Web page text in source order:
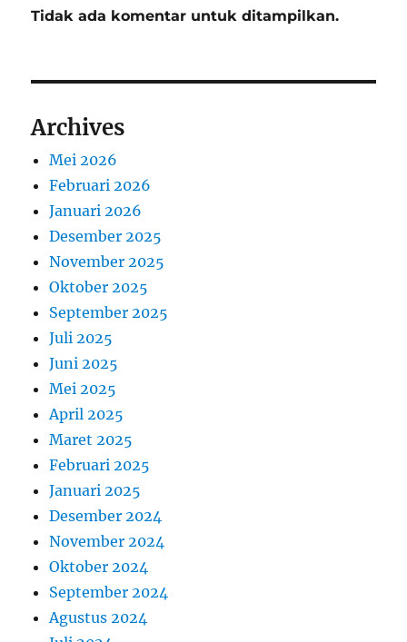
Tidak ada komentar untuk ditampilkan.
Archives
Mei 2026
Februari 2026
Januari 2026
Desember 2025
November 2025
Oktober 2025
September 2025
Juli 2025
Juni 2025
Mei 2025
April 2025
Maret 2025
Februari 2025
Januari 2025
Desember 2024
November 2024
Oktober 2024
September 2024
Agustus 2024